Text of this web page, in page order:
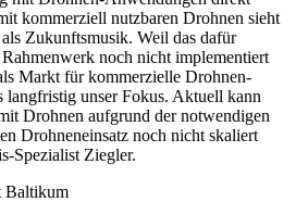
kommerziell nutzbaren Drohnen sieht
Zukunftsmusik. Weil das dafür
noch nicht implementiert
Markt für kommerzielle Drohnen-
langfristig unser Fokus. Aktuell kann
Drohnen aufgrund der notwendigen
Drohneneinsatz noch nicht skaliert
Spezialist Ziegler.
Baltikum